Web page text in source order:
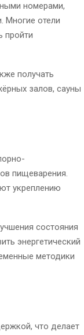
номерами,
Многие отели
пройти
получать
залов, сауны
пищеварения.
укреплению
состояния
энергетический
методики
что делает